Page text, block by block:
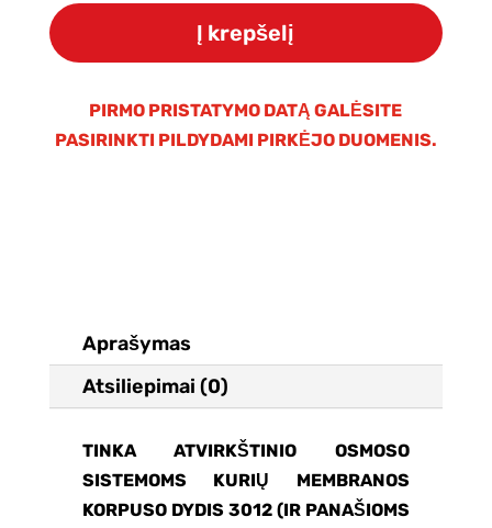
kiekis:
Osmosinė
WaterLovers/Hidrotek
300G
Į krepšelį
PIRMO PRISTATYMO DATĄ GALĖSITE
PASIRINKTI PILDYDAMI PIRKĖJO DUOMENIS.
Aprašymas
Atsiliepimai (0)
TINKA ATVIRKŠTINIO OSMOSO
SISTEMOMS KURIŲ MEMBRANOS
KORPUSO DYDIS 3012 (IR PANAŠIOMS